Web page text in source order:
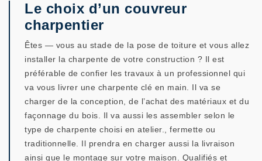
Le choix d’un couvreur
charpentier
Êtes — vous au stade de la pose de toiture et vous allez
installer la charpente de votre construction ? Il est
préférable de confier les travaux à un professionnel qui
va vous livrer une charpente clé en main. Il va se
charger de la conception, de l’achat des matériaux et du
façonnage du bois. Il va aussi les assembler selon le
type de charpente choisi en atelier., fermette ou
traditionnelle. Il prendra en charger aussi la livraison
ainsi que le montage sur votre maison. Qualifiés et